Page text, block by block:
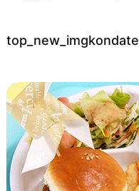
top_new_imgkondate